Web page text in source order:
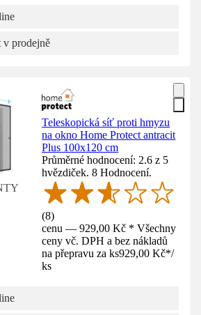
v prodejně
Teleskopická síť proti hmyzu
na okno Home Protect antracit
Plus 100x120 cm
Průměrné hodnocení: 2.6 z 5
hvězdiček. 8 Hodnocení.
(8)
cenu — 929,00 Kč * Všechny
ceny vč. DPH a bez nákladů
na přepravu za ks929,00 Kč*/
ks